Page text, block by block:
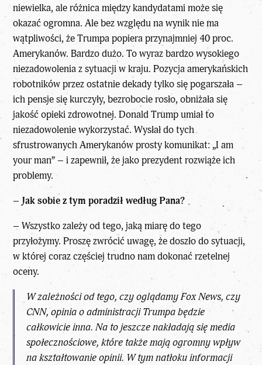
niewielka, ale różnica między kandydatami może się
okazać ogromna. Ale bez względu na wynik nie ma
wątpliwości, że Trumpa popiera przynajmniej 40 proc.
Amerykanów. Bardzo dużo. To wyraz bardzo wysokiego
niezadowolenia z sytuacji w kraju. Pozycja amerykańskich
robotników przez ostatnie dekady tylko się pogarszała –
ich pensje się kurczyły, bezrobocie rosło, obniżała się
jakość opieki zdrowotnej. Donald Trump umiał to
niezadowolenie wykorzystać. Wysłał do tych
sfrustrowanych Amerykanów prosty komunikat: „I am
your man” – i zapewnił, że jako prezydent rozwiąże ich
problemy.
– Jak sobie z tym poradził według Pana?
– Wszystko zależy od tego, jaką miarę do tego
przyłożymy. Proszę zwrócić uwagę, że doszło do sytuacji,
w której coraz częściej trudno nam dokonać rzetelnej
oceny.
W zależności od tego, czy oglądamy Fox News, czy
CNN, opinia o administracji Trumpa będzie
całkowicie inna. Na to jeszcze nakładają się media
społecznościowe, które także mają ogromny wpływ
na kształtowanie opinii. W tym natłoku informacji